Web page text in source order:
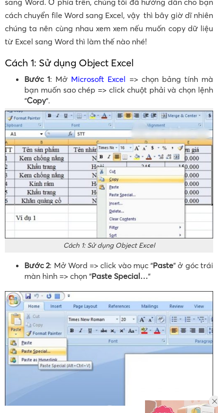
sang Word. Ở phía trên, chúng tôi đã hướng dẫn cho bạn
cách chuyển file Word sang Excel, vậy thì bây giờ dĩ nhiên
chúng ta nên cùng nhau xem xem nếu muốn copy dữ liệu
từ Excel sang Word thì làm thế nào nhé!
Cách 1: Sử dụng Object Excel
Bước 1: Mở Microsoft Excel => chọn bảng tính mà
bạn muốn sao chép => click chuột phải và chọn lệnh
“Copy“.
Cách 1: Sử dụng Object Excel
Bước 2: Mở Word => click vào mục “Paste” ở góc trái
màn hình => chọn “Paste Special…“